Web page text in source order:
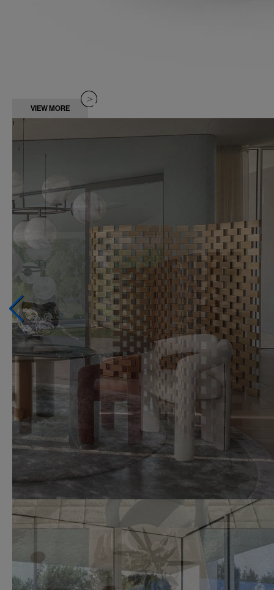
VIEW MORE